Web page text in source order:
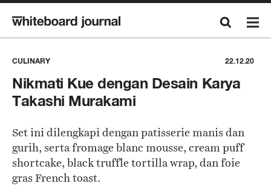
CULINARY 22.12.20
Nikmati Kue dengan Desain Karya
Takashi Murakami
Set ini dilengkapi dengan patisserie manis dan
gurih, serta fromage blanc mousse, cream puff
shortcake, black truffle tortilla wrap, dan foie
gras French toast.